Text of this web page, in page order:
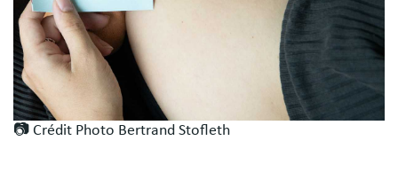
📷 Crédit Photo Bertrand Stofleth